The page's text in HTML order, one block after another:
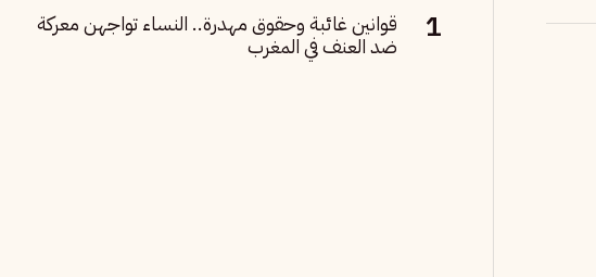
قوانين غائبة وحقوق مهدرة.. النساء تواجهن معركة
ضد العنف في المغرب